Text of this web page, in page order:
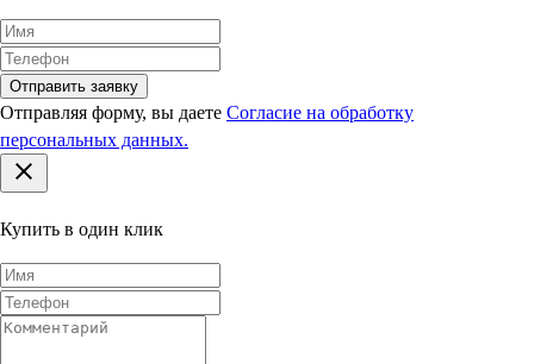
до 30 кг — 500 руб.
с 31 до 50 кг — 1000 руб.
более 50 кг — 1000 руб. + 10 руб. за каждый кг свыше 50
Отправить заявку
Отправляя форму, вы даете Согласие на обработку
персональных данных.
Купить в один клик